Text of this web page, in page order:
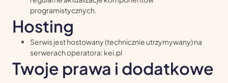
programistycznych.
Hosting
Serwis jest hostowany (technicznie utrzymywany) na
serwerach operatora: kei.pl
Twoje prawa i dodatkowe